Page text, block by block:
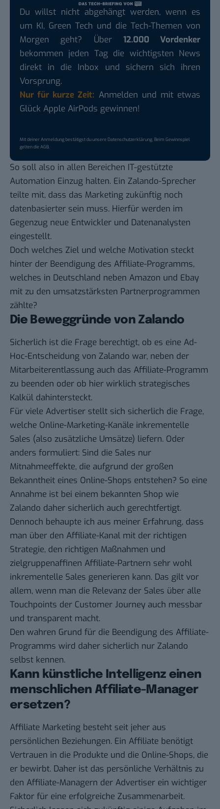
Du willst nicht abgehängt werden, wenn es
um KI, Green Tech und die Tech-Themen von
Morgen geht? Über 12.000 Vordenker
bekommen jeden Tag die wichtigsten News
direkt in die Inbox und sichern sich ihren
Vorsprung.
Nur für kurze Zeit: Anmelden und mit etwas
Glück Apple AirPods gewinnen!
Mit deiner Anmeldung bestätigst du unsereDatenschutzerklärung. Beim Gewinnspiel
gelten dieAGB.
So soll also in allen Bereichen IT-gestützte
Automation Einzug halten. Ein Zalando-Sprecher
teilte mit, dass das Marketing zukünftig noch
datenbasierter sein muss. Hierfür werden im
Gegenzug neue Entwickler und Datenanalysten
eingestellt.
Doch welches Ziel und welche Motivation steckt
hinter der Beendigung des Affiliate-Programms,
welches in Deutschland neben Amazon und Ebay
mit zu den umsatzstärksten Partnerprogrammen
zählte?
Die Beweggründe von Zalando
Sicherlich ist die Frage berechtigt, ob es eine Ad-
Hoc-Entscheidung von Zalando war, neben der
Mitarbeiterentlassung auch das Affiliate-Programm
zu beenden oder ob hier wirklich strategisches
Kalkül dahintersteckt.
Für viele Advertiser stellt sich sicherlich die Frage,
welche Online-Marketing-Kanäle inkrementelle
Sales (also zusätzliche Umsätze) liefern. Oder
anders formuliert: Sind die Sales nur
Mitnahmeeffekte, die aufgrund der großen
Bekanntheit eines Online-Shops entstehen? So eine
Annahme ist bei einem bekannten Shop wie
Zalando daher sicherlich auch gerechtfertigt.
Dennoch behaupte ich aus meiner Erfahrung, dass
man über den Affiliate-Kanal mit der richtigen
Strategie, den richtigen Maßnahmen und
zielgruppenaffinen Affiliate-Partnern sehr wohl
inkrementelle Sales generieren kann. Das gilt vor
allem, wenn man die Relevanz der Sales über alle
Touchpoints der Customer Journey auch messbar
und transparent macht.
Den wahren Grund für die Beendigung des Affiliate-
Programms wird daher sicherlich nur Zalando
selbst kennen.
Kann künstliche Intelligenz einen
menschlichen Affiliate-Manager
ersetzen?
Affiliate Marketing besteht seit jeher aus
persönlichen Beziehungen. Ein Affiliate benötigt
Vertrauen in die Produkte und die Online-Shops, die
er bewirbt. Daher ist das persönliche Verhältnis zu
den Affiliate-Managern der Advertiser ein wichtiger
Faktor für eine erfolgreiche Zusammenarbeit.